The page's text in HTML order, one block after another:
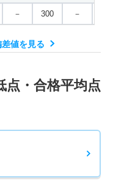
－ 300 －
値を見る
点・合格平均点